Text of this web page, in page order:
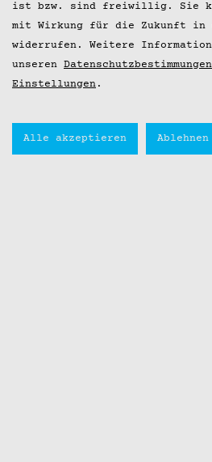
ist bzw. sind freiwillig. Sie
mit Wirkung für die Zukunft in
widerrufen. Weitere
unseren Datenschutzbestimmungen
Einstellungen .
Alle akzeptieren Ablehnen